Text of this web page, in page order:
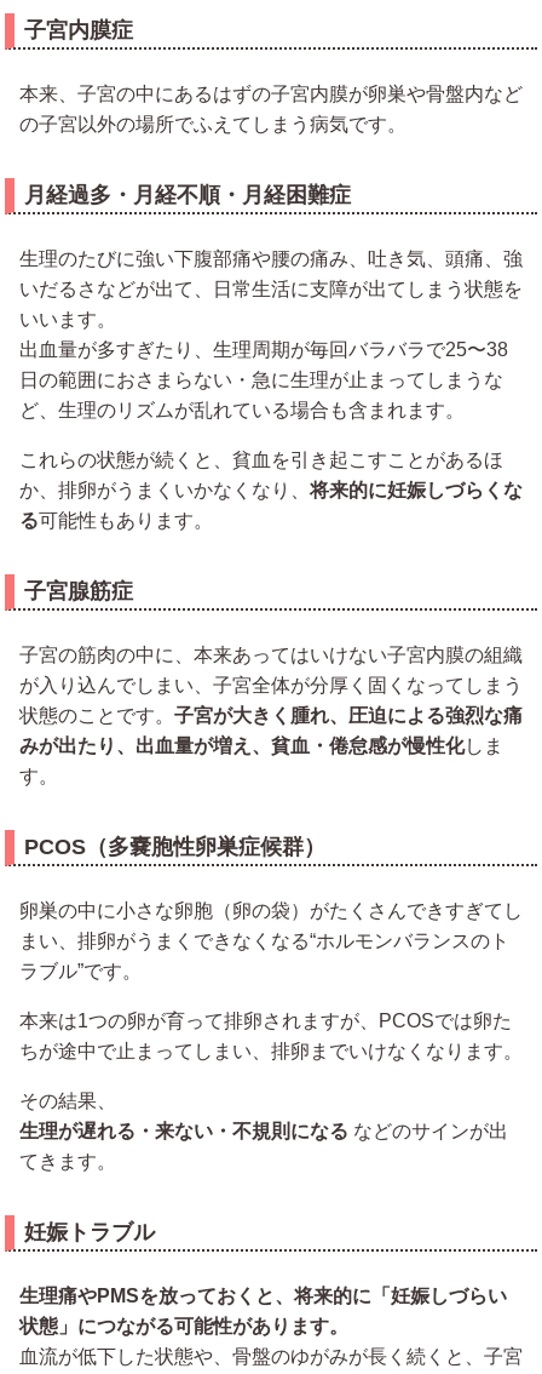
子宮内膜症
本来、子宮の中にあるはずの子宮内膜が卵巣や骨盤内など
の子宮以外の場所でふえてしまう病気です。
月経過多・月経不順・月経困難症
生理のたびに強い下腹部痛や腰の痛み、吐き気、頭痛、強
いだるさなどが出て、日常生活に支障が出てしまう状態を
いいます。
出血量が多すぎたり、生理周期が毎回バラバラで25〜38
日の範囲におさまらない・急に生理が止まってしまうな
ど、生理のリズムが乱れている場合も含まれます。
これらの状態が続くと、貧血を引き起こすことがあるほ
か、排卵がうまくいかなくなり、将来的に妊娠しづらくな
る可能性もあります。
子宮腺筋症
子宮の筋肉の中に、本来あってはいけない子宮内膜の組織
が入り込んでしまい、子宮全体が分厚く固くなってしまう
状態のことです。 子宮が大きく腫れ、圧迫による強烈な痛
みが出たり、出血量が増え、貧血・倦怠感が慢性化しま
す。
PCOS（多嚢胞性卵巣症候群）
卵巣の中に小さな卵胞（卵の袋）がたくさんできすぎてし
まい、排卵がうまくできなくなる“ホルモンバランスのト
ラブル”です。
本来は1つの卵が育って排卵されますが、PCOSでは卵た
ちが途中で止まってしまい、排卵までいけなくなります。
その結果、
生理が遅れる・来ない・不規則になる などのサインが出
てきます。
妊娠トラブル
生理痛やPMSを放っておくと、将来的に「妊娠しづらい
状態」につながる可能性があります。
血流が低下した状態や、骨盤のゆがみが長く続くと、子宮